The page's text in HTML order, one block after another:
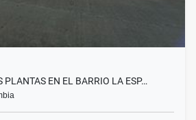
PLANTAS EN EL BARRIO LA ESP…